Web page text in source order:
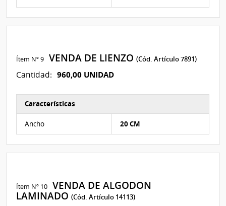
Ítem Nº 9 VENDA DE LIENZO(Cód. Artículo 7891)
Cantidad: 960,00 UNIDAD
Características
Ancho 20 CM
Ítem Nº 10 VENDA DE ALGODON
LAMINADO(Cód. Artículo 14113)